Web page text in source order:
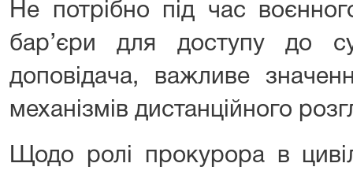
Не потрібно під час
бар’єри для доступу до
доповідача, важливе
механізмів дистанційного
Щодо ролі прокурора в